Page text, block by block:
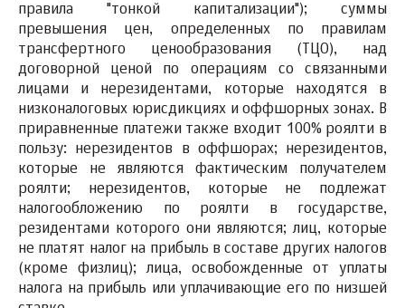
правила "тонкой капитализации"); суммы
превышения цен, определенных по правилам
трансфертного ценообразования (ТЦО), над
договорной ценой по операциям со связанными
лицами и нерезидентами, которые находятся в
низконалоговых юрисдикциях и оффшорных зонах. В
приравненные платежи также входит 100% роялти в
пользу: нерезидентов в оффшорах; нерезидентов,
которые не являются фактическим получателем
роялти; нерезидентов, которые не подлежат
налогообложению по роялти в государстве,
резидентами которого они являются; лиц, которые
не платят налог на прибыль в составе других налогов
(кроме физлиц); лица, освобожденные от уплаты
налога на прибыль или уплачивающие его по низшей